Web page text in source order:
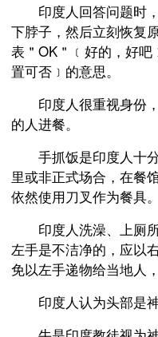
印度人回答问题时，
下脖子，然后立刻恢复
表＂OK＂﹝好的，好
置可否﹞的意思。
印度人很重视身份，
的人进餐。
手抓饭是印度人十分
里或非正式场合，在餐
依然使用刀叉作为餐具。
印度人洗澡、上厕所
左手是不洁净的，应以
免以左手递物给当地人
印度人认为头部是神